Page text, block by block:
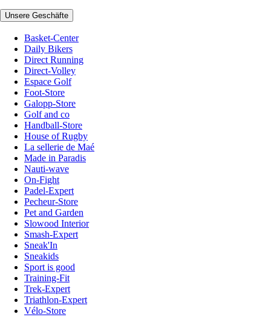
Unsere Geschäfte
Basket-Center
Daily Bikers
Direct Running
Direct-Volley
Espace Golf
Foot-Store
Galopp-Store
Golf and co
Handball-Store
House of Rugby
La sellerie de Maé
Made in Paradis
Nauti-wave
On-Fight
Padel-Expert
Pecheur-Store
Pet and Garden
Slowood Interior
Smash-Expert
Sneak'In
Sneakids
Sport is good
Training-Fit
Trek-Expert
Triathlon-Expert
Vélo-Store